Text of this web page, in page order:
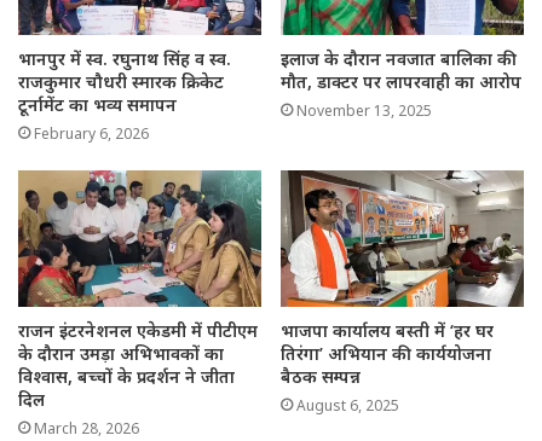
भानपुर में स्व. रघुनाथ सिंह व स्व.
राजकुमार चौधरी स्मारक क्रिकेट
टूर्नामेंट का भव्य समापन
February 6, 2026
इलाज के दौरान नवजात बालिका की
मौत, डाक्टर पर लापरवाही का आरोप
November 13, 2025
राजन इंटरनेशनल एकेडमी में पीटीएम
के दौरान उमड़ा अभिभावकों का
विश्वास, बच्चों के प्रदर्शन ने जीता
दिल
March 28, 2026
भाजपा कार्यालय बस्ती में ‘हर घर
तिरंगा’ अभियान की कार्ययोजना
बैठक सम्पन्न
August 6, 2025